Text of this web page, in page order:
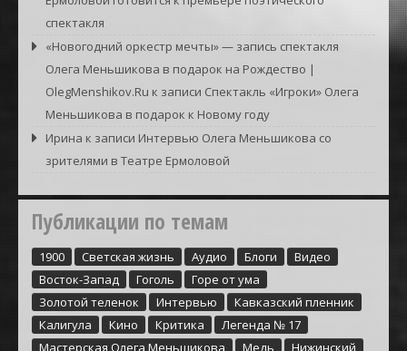
спектакля
«Новогодний оркестр мечты» — запись спектакля
Олега Меньшикова в подарок на Рождество |
OlegMenshikov.Ru к записи Спектакль «Игроки» Олега
Меньшикова в подарок к Новому году
Ирина к записи Интервью Олега Меньшикова со
зрителями в Театре Ермоловой
Публикации по темам
1900 Cветская жизнь Аудио Блоги
Видео
Восток-Запад
Гоголь
Горе от ума
Золотой теленок
Интервью
Кавказский пленник
Калигула
Кино Критика
Легенда № 17
Мастерская Олега Меньшикова
Медь Нижинский